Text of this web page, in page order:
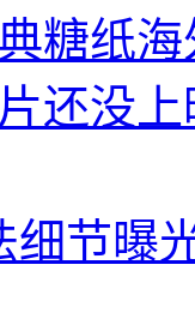
糖纸
还没
细节